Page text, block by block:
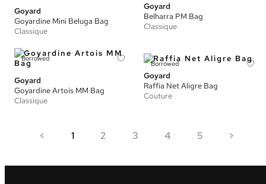
Goyard
Goyardine Mini Beluga Bag
Classique
Goyard
Belharra PM Bag
Classique
Borrowed
Goyard
Goyardine Artois MM Bag
Classique
Borrowed
Goyard
Raffia Net Aligre Bag
Couture
< 1 2 3 4 5 >